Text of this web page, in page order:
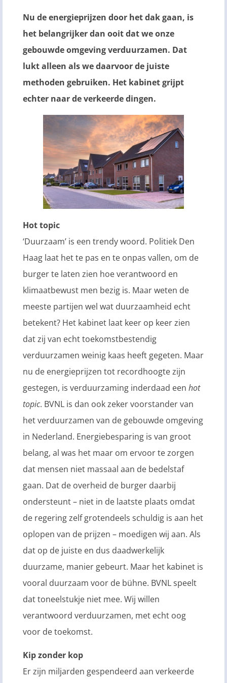
Nu de energieprijzen door het dak gaan, is
het belangrijker dan ooit dat we onze
gebouwde omgeving verduurzamen. Dat
lukt alleen als we daarvoor de juiste
methoden gebruiken. Het kabinet grijpt
echter naar de verkeerde dingen.
Hot topic
‘Duurzaam’ is een trendy woord. Politiek Den
Haag laat het te pas en te onpas vallen, om de
burger te laten zien hoe verantwoord en
klimaatbewust men bezig is. Maar weten de
meeste partijen wel wat duurzaamheid echt
betekent? Het kabinet laat keer op keer zien
dat zij van echt toekomstbestendig
verduurzamen weinig kaas heeft gegeten. Maar
nu de energieprijzen tot recordhoogte zijn
gestegen, is verduurzaming inderdaad een hot
topic. BVNL is dan ook zeker voorstander van
het verduurzamen van de gebouwde omgeving
in Nederland. Energiebesparing is van groot
belang, al was het maar om ervoor te zorgen
dat mensen niet massaal aan de bedelstaf
gaan. Dat de overheid de burger daarbij
ondersteunt – niet in de laatste plaats omdat
de regering zelf grotendeels schuldig is aan het
oplopen van de prijzen – moedigen wij aan. Als
dat op de juiste en dus daadwerkelijk
duurzame, manier gebeurt. Maar het kabinet is
vooral duurzaam voor de bühne. BVNL speelt
dat toneelstukje niet mee. Wij willen
verantwoord verduurzamen, met echt oog
voor de toekomst.
Kip zonder kop
Er zijn miljarden gespendeerd aan verkeerde